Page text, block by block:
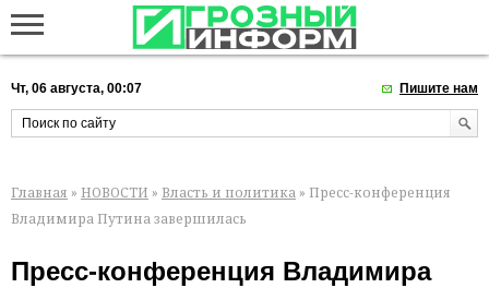
Чт, 06 августа, 00:07 Пишите нам
Главная » НОВОСТИ » Власть и политика » Пресс-конференция
Владимира Путина завершилась
Пресс-конференция Владимира